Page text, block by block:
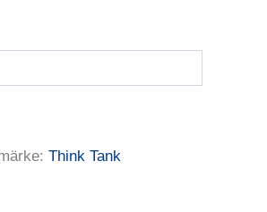
Think Tank